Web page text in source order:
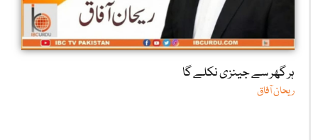
ہر گھر سے جینزی نکلے گا
ریحان آفاق